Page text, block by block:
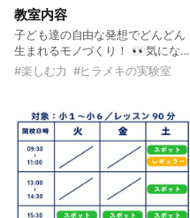
教室内容
子ども達の自由な発想でどんどん
生まれるモノづくり！ 👀気になっ
ていた道具や資材を色々と試して
し！ 👀失敗しても何度だってやり
直して自分のイメージを完成させ
るのも良し！ Eureka Questは子
ども達から生まれる《楽しむ力》
を応援します！
#楽しむ力 #ヒラメキの実験室